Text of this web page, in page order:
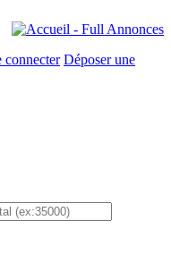
connecter Déposer une